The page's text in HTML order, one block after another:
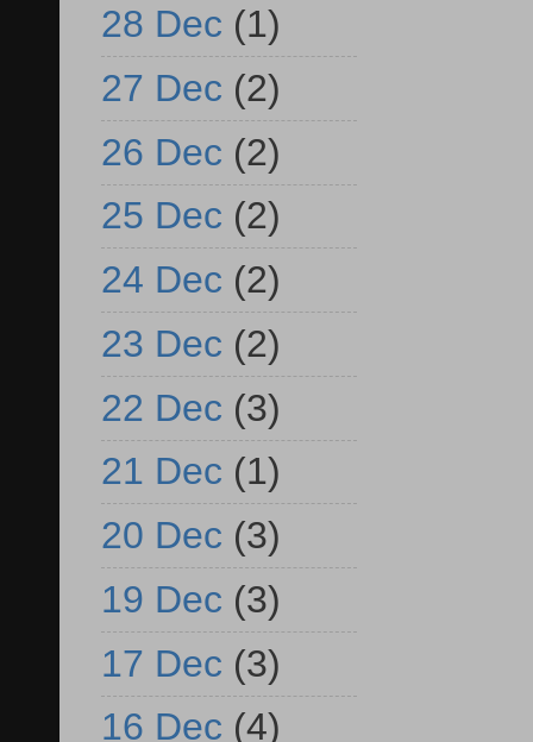
28 Dec (1)
27 Dec (2)
26 Dec (2)
25 Dec (2)
24 Dec (2)
23 Dec (2)
22 Dec (3)
21 Dec (1)
20 Dec (3)
19 Dec (3)
17 Dec (3)
16 Dec (4)